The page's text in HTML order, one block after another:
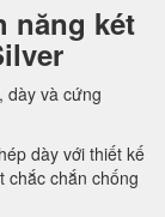
năng két
dày và cứng
dày với thiết kế
chắc chắn chống